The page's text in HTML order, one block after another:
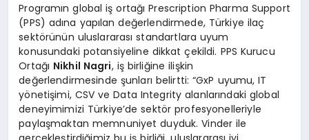
Programın global iş ortağı Prescription Pharma Support
(PPS) adına yapılan değerlendirmede, Türkiye ilaç
sektörünün uluslararası standartlara uyum
konusundaki potansiyeline dikkat çekildi. PPS Kurucu
Ortağı Nikhil Nagri, iş birliğine ilişkin
değerlendirmesinde şunları belirtti: “GxP uyumu, IT
yönetişimi, CSV ve Data Integrity alanlarındaki global
deneyimimizi Türkiye’de sektör profesyonelleriyle
paylaşmaktan memnuniyet duyduk. Vinder ile